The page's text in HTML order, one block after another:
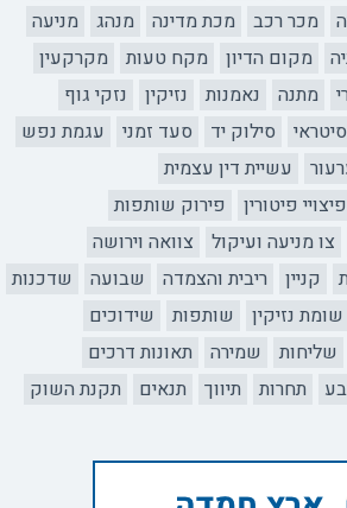
מכר רכב מכת מדינה מנהג
מניעה
מקום הדיון מקח טעות
מקרקעין
מתנה נאמנות נזיקין
נזקי גוף
סיטראי סילוק יד סעד זמני
עגמת נפש
עשיית דין עצמית
פיצויי פיטורין
פירוק שותפות
צו מניעה ועיקול
צוואה וירושה
קניין ריבית והצמדה שבועה
שדכנות
שומת נזיקין שותפות
שידוכים
שליחות שמירה
תאונות דרכים
תחרות תיווך תנאים
תקנת השוק